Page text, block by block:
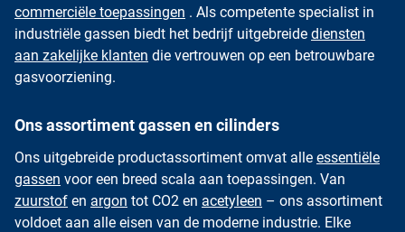
commerciële toepassingen . Als competente specialist in
industriële gassen biedt het bedrijf uitgebreide diensten
aan zakelijke klanten die vertrouwen op een betrouwbare
gasvoorziening.
Ons assortiment gassen en cilinders
Ons uitgebreide productassortiment omvat alle essentiële
gassen voor een breed scala aan toepassingen. Van
zuurstof en argon tot CO2 en acetyleen – ons assortiment
voldoet aan alle eisen van de moderne industrie. Elke